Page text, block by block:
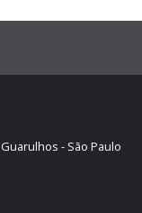
- São Paulo